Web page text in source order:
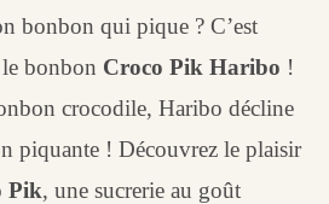
bonbon qui pique ? C’est
le bonbon Croco Pik Haribo !
crocodile, Haribo décline
piquante ! Découvrez le plaisir
Pik, une sucrerie au goût